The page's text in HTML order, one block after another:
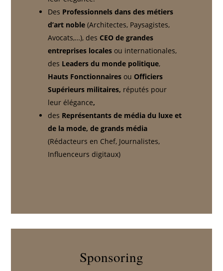
Des Professionnels dans des métiers
d’art noble (Architectes, Paysagistes,
Avocats,…), des CEO de grandes
entreprises locales ou internationales,
des Leaders du monde politique,
Hauts Fonctionnairesou Officiers
Supérieurs militaires, réputés pour
leur élégance,
des Représentants de média du luxe et
de la mode, de grands média
(Rédacteurs en Chef, Journalistes,
Influenceurs digitaux)
Sponsoring